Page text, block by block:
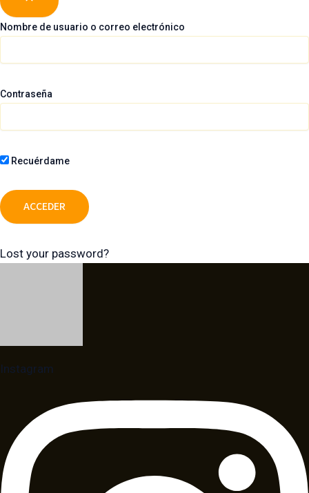
Nombre de usuario o correo electrónico
Contraseña
Recuérdame
Lost your password?
Instagram